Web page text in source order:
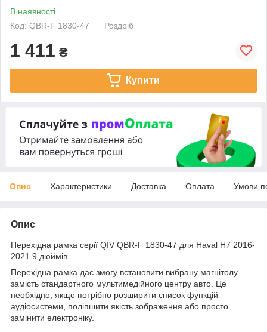
В наявності
Код: QBR-F 1830-47
Роздріб
1 411 ₴
Купити
Опис Характеристики Доставка Оплата Умови
Опис
Перехідна рамка серії QIV QBR-F 1830-47 для Haval H7 2016-
2021 9 дюймів
Перехідна рамка дає змогу встановити вибрану магнітолу
замість стандартного мультимедійного центру авто. Це
необхідно, якщо потрібно розширити список функцій
аудіосистеми, поліпшити якість зображення або просто
замінити електроніку.